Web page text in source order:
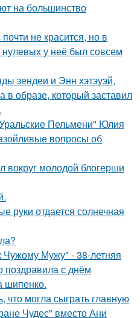
на большинство
не красится, но в
у неё был совсем
зендеи и Энн хэтэуэй,
образе, который заставил
Пельмени" Юлия
вопросы об
вокруг молодой блогерши
руки отдается солнечная
Чужому Мужу" - 38-летняя
поздравила с днём
шипенко.
что могла сыграть главную
Чудес" вместо Ани